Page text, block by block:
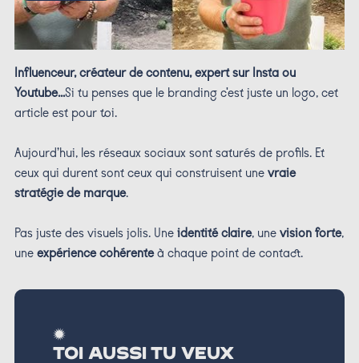
Influenceur, créateur de contenu, expert sur Insta ou
Youtube...Si tu penses que le branding c'est juste un logo, cet
article est pour toi.
Aujourd’hui, les réseaux sociaux sont saturés de profils. Et
ceux qui durent sont ceux qui construisent une vraie
stratégie de marque.
Pas juste des visuels jolis. Une identité claire, une vision forte,
une expérience cohérenteà chaque point de contact.
TOI AUSSI TU VEUX